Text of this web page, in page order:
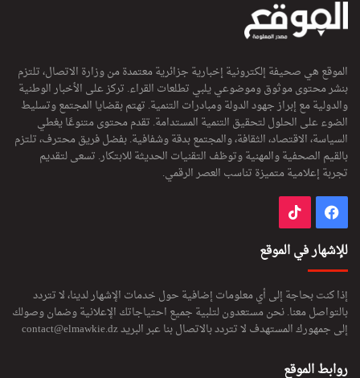
الموقع هي صحيفة إلكترونية إخبارية جزائرية معتمدة من وزارة الاتصال، تلتزم
بنشر محتوى موثوق وموضوعي يلبي تطلعات القراء. تركز على الأخبار الوطنية
والدولية مع إبراز جهود الدولة ومبادرات التنمية. تهتم بقضايا المجتمع وتسليط
الضوء على الحلول لتحقيق التنمية المستدامة. تقدم محتوى متنوعًا يغطي
السياسة، الاقتصاد، الثقافة، والمجتمع بدقة وشفافية. بفضل فريق محترف، تلتزم
بالقيم الصحفية والمهنية وتوظف التقنيات الحديثة للابتكار. تسعى لتقديم
تجربة إعلامية متميزة تناسب العصر الرقمي.
فيسبوك
للإشهار في الموقع
إذا كنت بحاجة إلى أي معلومات إضافية حول خدمات الإشهار لدينا، لا تتردد
بالتواصل معنا. نحن مستعدون لتلبية جميع احتياجاتك الإعلانية وضمان وصولك
إلى جمهورك المستهدف لا تتردد بالاتصال بنا عبر البريدcontact@elmawkie.dz
روابط الموقع